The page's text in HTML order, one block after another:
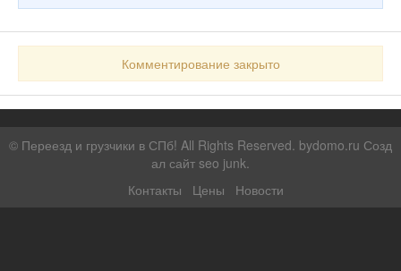
Комментирование закрыто
© Переезд и грузчики в СПб! All Rights Reserved. bydomo.ru Созд
ал сайт seo junk.
Контакты
Цены Новости